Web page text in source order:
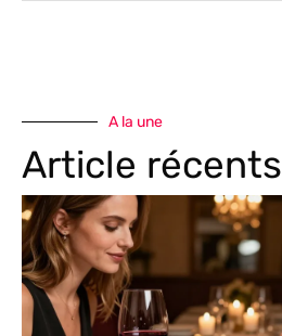
A la une
Article récents